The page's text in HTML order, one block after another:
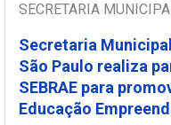
SECRETARIA
Secretaria
São Paulo realiza
SEBRAE para
Educação